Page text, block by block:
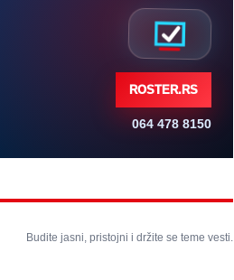
ROSTER.RS
064 478 8150
Budite jasni, pristojni i držite se teme vesti.